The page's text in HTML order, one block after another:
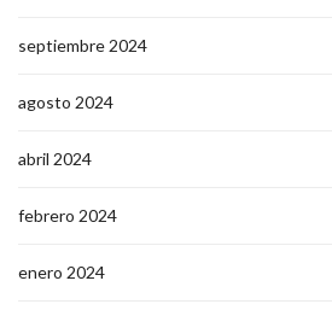
septiembre 2024
agosto 2024
abril 2024
febrero 2024
enero 2024